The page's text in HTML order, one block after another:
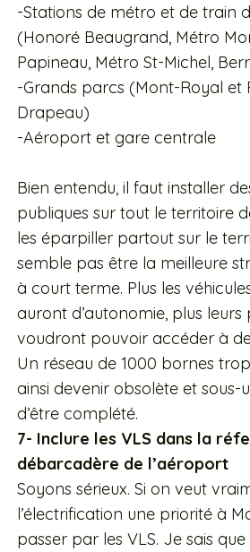
-Stations de métro et de train
(Honoré Beaugrand, Métro
Papineau, Métro St-Michel,
-Grands parcs (Mont-Royal et
Drapeau)
-Aéroport et gare centrale
Bien entendu, il faut installer
publiques sur tout le territoire
les éparpiller partout sur le
semble pas être la meilleure
à court terme. Plus les
auront d’autonomie, plus
voudront pouvoir accéder à
Un réseau de 1000 bornes
ainsi devenir obsolète et sous-
d’être complété.
7- Inclure les VLS dans la
débarcadère de l’aéroport
Soyons sérieux. Si on veut
l’électrification une priorité à
passer par les VLS. Je sais